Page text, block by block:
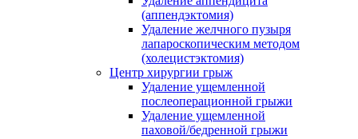
(аппендэктомия)
Удаление желчного пузыря
лапароскопическим методом
(холецистэктомия)
Центр хирургии грыж
Удаление ущемленной
послеоперационной грыжи
Удаление ущемленной
паховой/бедренной грыжи